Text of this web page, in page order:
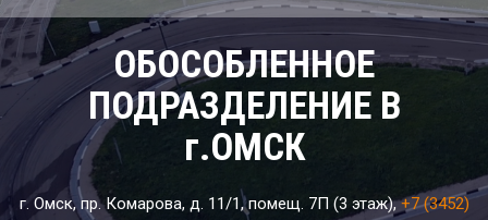
ОБОСОБЛЕННОЕ
ПОДРАЗДЕЛЕНИЕ В
г.ОМСК
г. Омск, пр. Комарова, д. 11/1, помещ. 7П (3 этаж),+7 (3452)